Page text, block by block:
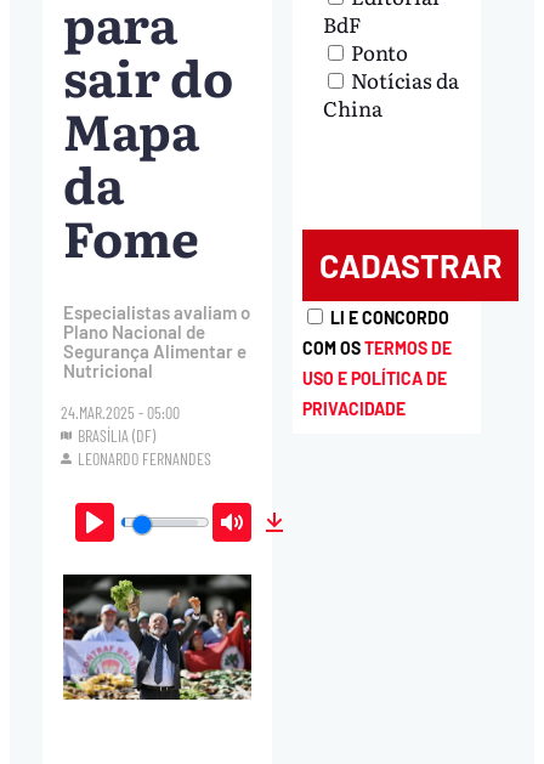
para
sair do
Mapa
da
Fome
Especialistas avaliam o
Plano Nacional de
Segurança Alimentar e
Nutricional
24.MAR.2025 - 05:00
BRASÍLIA (DF)
LEONARDO FERNANDES
Play Mute
BdF
Ponto
Notícias da
China
LI E CONCORDO
COM OSTERMOS DE
USO E POLÍTICA DE
PRIVACIDADE